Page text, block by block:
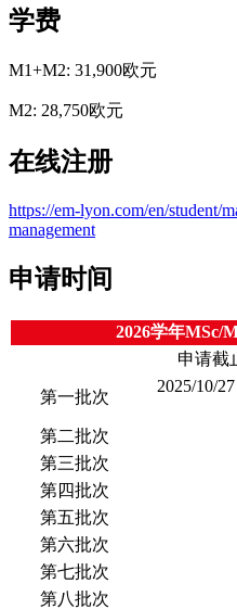
学费
M1+M2: 31,900欧元
M2: 28,750欧元
在线注册
https://em-lyon.com/en/student/
management
申请时间
2026学年MSc/
申请截
第一批次
2025/10/
第二批次
第三批次
第四批次
第五批次
第六批次
第七批次
第八批次